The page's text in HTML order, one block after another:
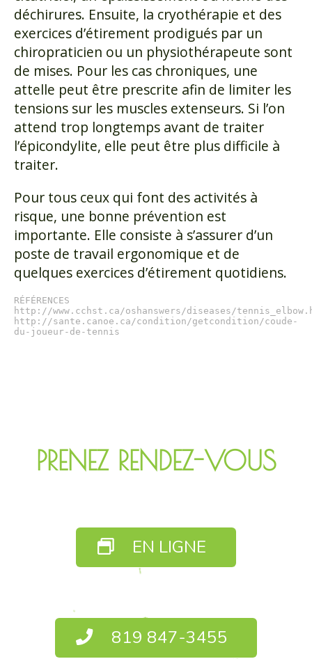
déchirures. Ensuite, la cryothérapie et des
exercices d’étirement prodigués par un
chiropraticien ou un physiothérapeute sont
de mises. Pour les cas chroniques, une
attelle peut être prescrite afin de limiter les
tensions sur les muscles extenseurs. Si l’on
attend trop longtemps avant de traiter
l’épicondylite, elle peut être plus difficile à
traiter.
Pour tous ceux qui font des activités à
risque, une bonne prévention est
importante. Elle consiste à s’assurer d’un
poste de travail ergonomique et de
quelques exercices d’étirement quotidiens.
RÉFÉRENCES
http://www.cchst.ca/oshanswers/diseases/
http://sante.canoe.ca/condition/getcondition/coude-
du-joueur-de-tennis
PRENEZ RENDEZ-VOUS
EN LIGNE
819 847-3455